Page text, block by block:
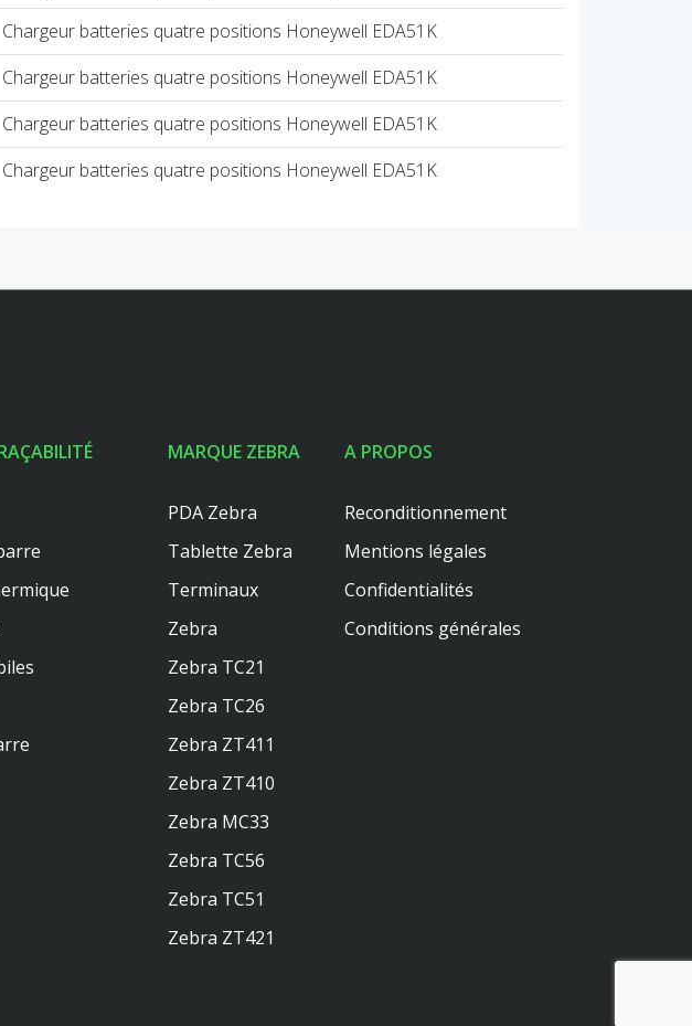
Chargeur batteries quatre positions Honeywell EDA51K
Chargeur batteries quatre positions Honeywell EDA51K
Chargeur batteries quatre positions Honeywell EDA51K
Chargeur batteries quatre positions Honeywell EDA51K
MARQUE ZEBRA
PDA Zebra
Tablette Zebra
Terminaux
Zebra
Zebra TC21
Zebra TC26
Zebra ZT411
Zebra ZT410
Zebra MC33
Zebra TC56
Zebra TC51
Zebra ZT421
A PROPOS
Reconditionnement
Mentions légales
Confidentialités
Conditions générales